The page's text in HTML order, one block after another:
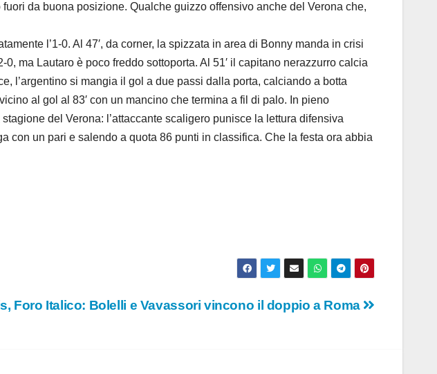
da buona posizione. Qualche guizzo offensivo anche del Verona che,
l’1-0. Al 47′, da corner, la spizzata in area di Bonny manda in crisi
ma Lautaro è poco freddo sottoporta. Al 51′ il capitano nerazzurro calcia
l’argentino si mangia il gol a due passi dalla porta, calciando a botta
al gol al 83′ con un mancino che termina a fil di palo. In pieno
del Verona: l’attaccante scaligero punisce la lettura difensiva
con un pari e salendo a quota 86 punti in classifica. Che la festa ora abbia
Foro Italico: Bolelli e Vavassori vincono il doppio a Roma